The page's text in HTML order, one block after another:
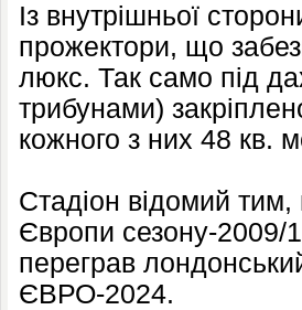
Із внутрішньої
прожектори, що
люкс. Так само під
трибунами)
кожного з них 48 кв.
Стадіон відомий
Європи сезону-2009/
переграв
ЄВРО-2024.